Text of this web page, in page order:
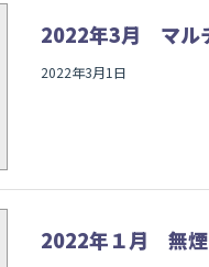
2022年3月 マル
2022年3月1日
2022年１月 無煙